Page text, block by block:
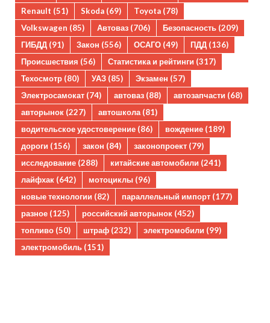
Renault (51) Skoda (69) Toyota (78)
Volkswagen (85) Автоваз (706) Безопасность (209)
ГИБДД (91) Закон (556) ОСАГО (49) ПДД (136)
Происшествия (56) Статистика и рейтинги (317)
Техосмотр (80) УАЗ (85) Экзамен (57)
Электросамокат (74) автоваз (88) автозапчасти (68)
авторынок (227) автошкола(81)
водительское удостоверение (86) вождение (189)
дороги (156) закон (84) законопроект (79)
исследование (288) китайские автомобили (241)
лайфхак (642) мотоциклы (96)
новые технологии (82) параллельный импорт (177)
разное (125) российский авторынок (452)
топливо (50) штраф (232) электромобили (99)
электромобиль (151)